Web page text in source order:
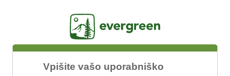
Vpišite vašo uporabniško